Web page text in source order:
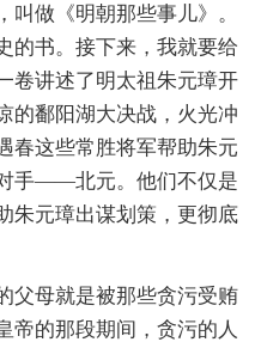
做《明朝那些事儿》。
的书。接下来，我就要给
卷讲述了明太祖朱元璋开
的鄱阳湖大决战，火光冲
春这些常胜将军帮助朱元
手——北元。他们不仅是
朱元璋出谋划策，更彻底
父母就是被那些贪污受贿
帝的那段期间，贪污的人